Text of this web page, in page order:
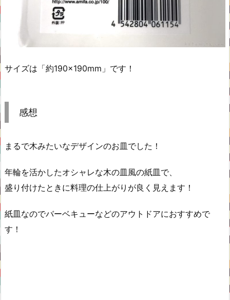
サイズは「約190×190mm」です！
感想
まるで木みたいなデザインのお皿でした！
年輪を活かしたオシャレな木の皿風の紙皿で、
盛り付けたときに料理の仕上がりが良く見えます！
紙皿なのでバーベキューなどのアウトドアにおすすめで
す！